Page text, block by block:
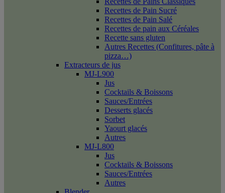
Recettes de Pain Sucré
Recettes de Pain Salé
Recettes de pain aux Céréales
Recette sans gluten
Autres Recettes (Confitures, pâte à
pizza…)
Extracteurs de jus
MJ-L900
Jus
Cocktails & Boissons
Sauces/Entrées
Desserts glacés
Sorbet
Yaourt glacés
Autres
MJ-L800
Jus
Cocktails & Boissons
Sauces/Entrées
Autres